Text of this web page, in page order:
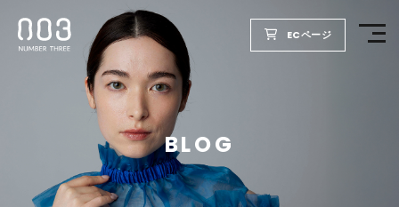
ECページ
BLOG
TOP
PRODUCTS
WELLBEING REPORT